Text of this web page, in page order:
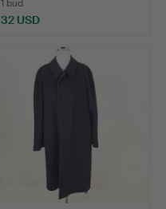
1 bud
32 USD